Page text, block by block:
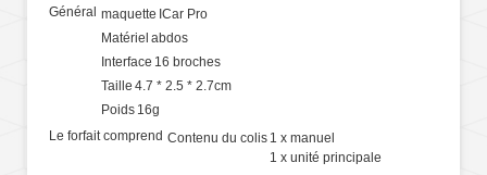
Général maquette ICar Pro
Matériel abdos
Interface 16 broches
Taille 4.7 * 2.5 * 2.7cm
Poids 16g
Le forfait comprend Contenu du colis 1 x manuel
1 x unité principale